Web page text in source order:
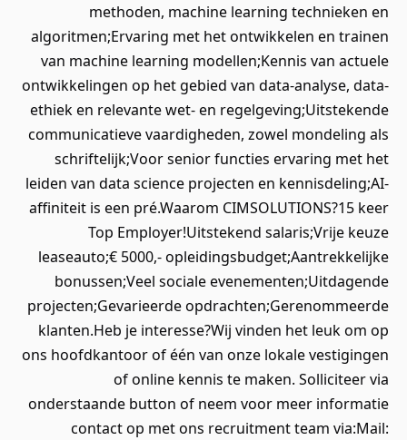
methoden, machine learning technieken en
algoritmen;Ervaring met het ontwikkelen en trainen
van machine learning modellen;Kennis van actuele
ontwikkelingen op het gebied van data-analyse, data-
ethiek en relevante wet- en regelgeving;Uitstekende
communicatieve vaardigheden, zowel mondeling als
schriftelijk;Voor senior functies ervaring met het
leiden van data science projecten en kennisdeling;AI-
affiniteit is een pré.Waarom CIMSOLUTIONS?15 keer
Top Employer!Uitstekend salaris;Vrije keuze
leaseauto;€ 5000,- opleidingsbudget;Aantrekkelijke
bonussen;Veel sociale evenementen;Uitdagende
projecten;Gevarieerde opdrachten;Gerenommeerde
klanten.Heb je interesse?Wij vinden het leuk om op
ons hoofdkantoor of één van onze lokale vestigingen
of online kennis te maken. Solliciteer via
onderstaande button of neem voor meer informatie
contact op met ons recruitment team via:Mail: